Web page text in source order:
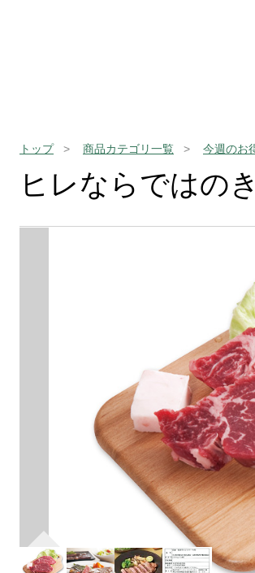
トップ 商品カテゴリ一覧 今週のお
ヒレならではの